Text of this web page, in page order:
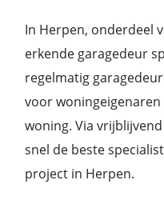
In Herpen, onderdeel
erkende garagedeur
regelmatig
voor
woning. Via
snel de beste
project in Herpen.